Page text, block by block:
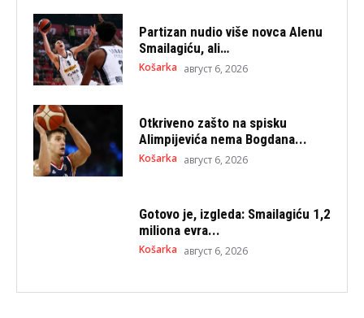
Partizan nudio više novca Alenu
Smailagiću, ali…
Košarka август 6, 2026
Otkriveno zašto na spisku
Alimpijevića nema Bogdana...
Košarka август 6, 2026
Gotovo je, izgleda: Smailagiću 1,2
miliona evra...
Košarka август 6, 2026